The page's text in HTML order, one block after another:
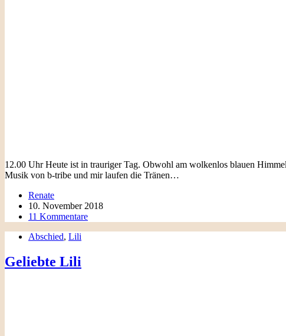
12.00 Uhr Heute ist in trauriger Tag. Obwohl am wolkenlos blauen
Musik von b-tribe und mir laufen die Tränen…
Renate
10. November 2018
11 Kommentare
Abschied, Lili
Geliebte Lili